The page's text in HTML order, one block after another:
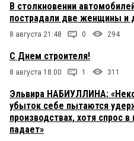
В столкновении
пострадали две женщины и
8 августа 21:48 0 294
С Днем строителя!
8 августа 18:00 1 311
Эльвира НАБИУЛЛИНА:
убыток себе пытаются
производствах, хотя спрос
падает»